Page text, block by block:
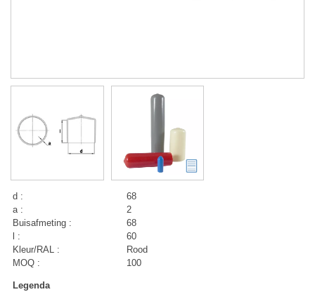
d :
68
a :
2
Buisafmeting :
68
l :
60
Kleur/RAL :
Rood
MOQ :
100
Legenda